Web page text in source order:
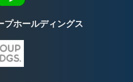
プホールディングス